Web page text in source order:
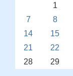
1
7
8
14
15
21
22
28
29